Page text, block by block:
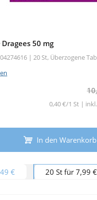
50 mg
| 20 St, Überzogene
0,40 €/1 St |
In den Warenkorb
€ 20 St für 7,99 €